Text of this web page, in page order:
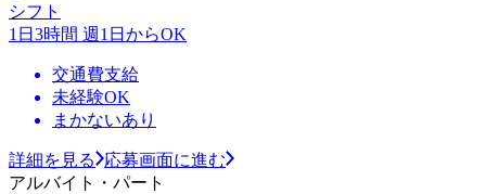
シフト
1日3時間 週1日からOK
交通費支給
未経験OK
まかないあり
詳細を見る
応募画面に進む
アルバイト・パート